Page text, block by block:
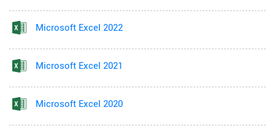
Microsoft Excel 2022
Microsoft Excel 2021
Microsoft Excel 2020